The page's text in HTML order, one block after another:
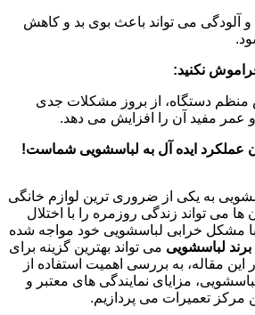
و آلودگی می تواند باعث بوی بد و کاهش
نکنید:
دستگاه، از بروز مشکلات جدی
عمر مفید آن را افزایش می دهد.
عملکرد ایده آل به لباسشویی شماست!
به یکی از ضروری ترین لوازم خانگی
ها می تواند زندگی روزمره را با اختلال
مشکل خرابی لباسشویی خود مواجه شده
برند لباسشویی می تواند بهترین گزینه برای
مقاله، به بررسی اهمیت استفاده از
مزایای نمایندگی های معتبر و
مرکز تعمیرات می پردازیم.